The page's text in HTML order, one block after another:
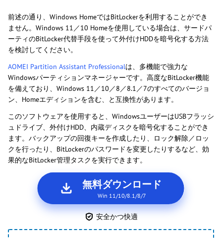
前述の通り、Windows HomeではBitLockerを利用することができ
ません。Windows 11／10 Homeを使用している場合は、サードパ
ーティのBitLocker代替手段を使って外付けHDDを暗号化する方法
を検討してください。
AOMEI Partition Assistant Professionalは、多機能で強力な
Windowsパーティションマネージャーです。高度なBitLocker機能
を備えており、Windows 11／10／8／8.1／7のすべてのバージョ
ン、Homeエディションを含む、と互換性があります。
このソフトウェアを使用すると、WindowsユーザーはUSBフラッシ
ュドライブ、外付けHDD、内蔵ディスクを暗号化することができ
ます。バックアップの回復キーを作成したり、ロック解除／ロッ
クを行ったり、BitLockerのパスワードを変更したりするなど、効
果的なBitLocker管理タスクを実行できます。
無料ダウンロード
Win 11/10/8.1/8/7
安全かつ快適